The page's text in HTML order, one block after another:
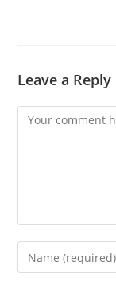
Leave a Reply
Comment
Enter
your